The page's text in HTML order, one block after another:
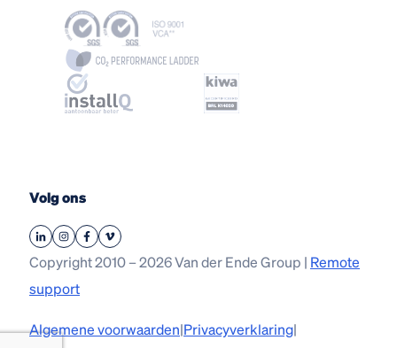
Volg ons
Copyright 2010 – 2026 Van der Ende Group | Remote
support
Algemene voorwaarden|Privacyverklaring|